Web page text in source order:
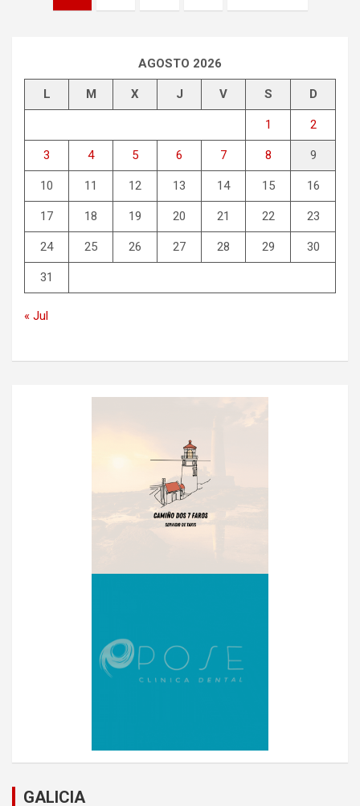
AGOSTO 2026
L M X J V S D
1 2
3 4 5 6 7 8 9
10 11 12 13 14 15 16
17 18 19 20 21 22 23
24 25 26 27 28 29 30
31
« Jul
GALICIA